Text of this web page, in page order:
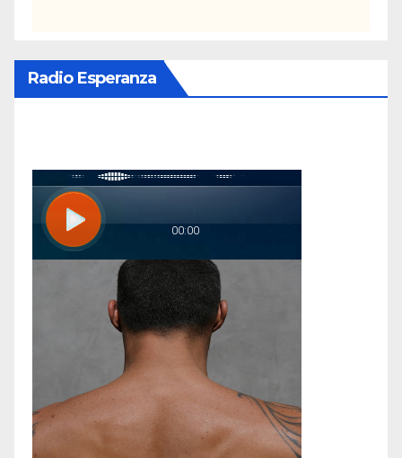
Radio Esperanza